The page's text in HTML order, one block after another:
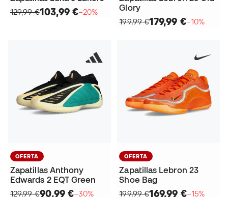
129,99 €103,99 €−20%
Glory
199,99 €179,99 €−10%
OFERTA
Zapatillas Anthony
Edwards 2 EQT Green
129,99 €90,99 €−30%
OFERTA
Zapatillas Lebron 23
Shoe Bag
199,99 €169,99 €−15%